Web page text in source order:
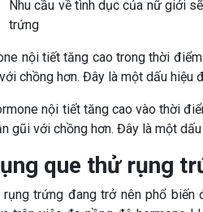
Nhu cầu về tình dục của nữ giới
trứng
nội tiết tăng cao trong thời
chồng hơn. Đây là một dấu hiệu
nội tiết tăng cao vào thời
gũi với chồng hơn. Đây là một
que thử rụng
rụng trứng đang trở nên phổ